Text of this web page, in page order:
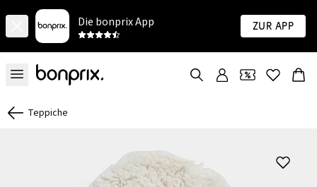
Die bonprix App Zur App
Teppiche